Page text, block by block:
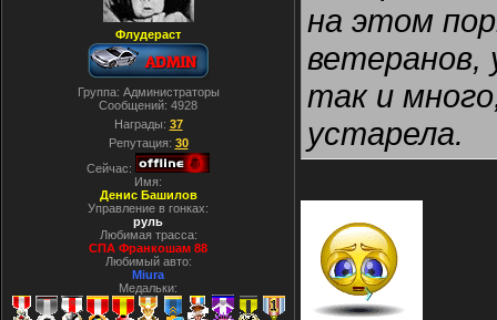
Флудераст
Группа: Администраторы
Сообщений: 4928
Награды: 37
Репутация: 30
Сейчас:
Имя:
Денис Башилов
Управление в гонках:
руль
Любимая трасса:
СПА Франкошам 88
Любимый авто:
Miura
Медальки:
на этом
ветеранов,
так и
устарела.